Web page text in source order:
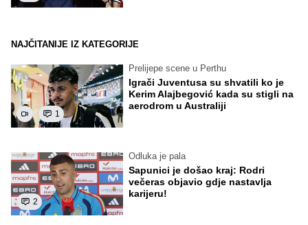
NAJČITANIJE IZ KATEGORIJE
1
Prelijepe scene u Perthu
Igrači Juventusa su shvatili ko je
Kerim Alajbegović kada su stigli na
aerodrom u Australiji
2
Odluka je pala
Sapunici je došao kraj: Rodri
večeras objavio gdje nastavlja
karijeru!